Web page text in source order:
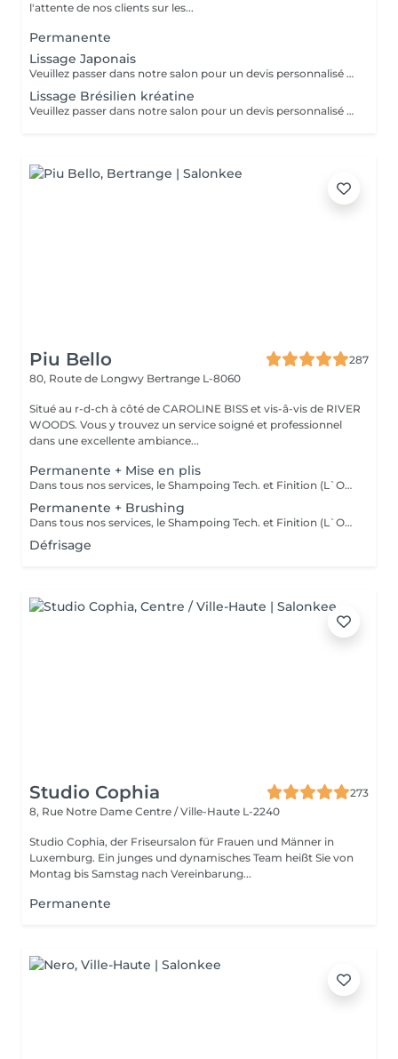
l'attente de nos clients sur les...
Permanente
Lissage Japonais
Veuillez passer dans notre salon pour un devis personnalisé gratuit
Lissage Brésilien kréatine
Veuillez passer dans notre salon pour un devis personnalisé gratuit
Piu Bello
287
80, Route de Longwy Bertrange L-8060
Situé au r-d-ch à côté de CAROLINE BISS et vis-â-vis de RIVER
WOODS. Vous y trouvez un service soigné et professionnel
dans une excellente ambiance...
Permanente + Mise en plis
Dans tous nos services, le Shampoing Tech. et Finition (L`OREAL)sont compris.
Permanente + Brushing
Dans tous nos services, le Shampoing Tech. et Finition (L`OREAL)sont compris.
Défrisage
Studio Cophia
273
8, Rue Notre Dame Centre / Ville-Haute L-2240
Studio Cophia, der Friseursalon für Frauen und Männer in
Luxemburg. Ein junges und dynamisches Team heißt Sie von
Montag bis Samstag nach Vereinbarung...
Permanente